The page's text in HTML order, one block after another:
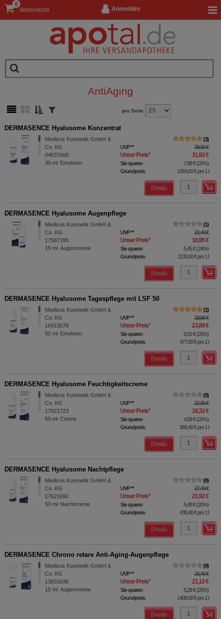
Anmelden
Warenkorb
0
AntiAging
pro Seite
DERMASENCE Hyalusome Konzentrat
Medicos Kosmetik GmbH &
Co. KG
04637668
30 ml Emulsion
3
UVP** 39,90 €
Unser Preis* 31,92 €
Sie sparen 7,98 €(20%)
Grundpreis
1064,00 €pro 1 l
Details
DERMASENCE Hyalusome Augenpflege
Medicos Kosmetik GmbH &
Co. KG
17587185
15 ml Augencreme
1
UVP** 22,40 €
Unser Preis* 16,95 €
Sie sparen 5,45 €(24%)
Grundpreis
1130,00 €pro 1 l
Details
DERMASENCE Hyalusome Tagespflege mit LSF 50
Medicos Kosmetik GmbH &
Co. KG
16913079
50 ml Emulsion
1
UVP** 29,90 €
Unser Preis* 23,89 €
Sie sparen 6,01 €(20%)
Grundpreis
477,80 €pro 1 l
Details
DERMASENCE Hyalusome Feuchtigkeitscreme
Medicos Kosmetik GmbH &
Co. KG
17621723
50 ml Creme
0
UVP** 22,90 €
Unser Preis* 18,32 €
Sie sparen 4,58 €(20%)
Grundpreis
366,40 €pro 1 l
Details
DERMASENCE Hyalusome Nachtpflege
Medicos Kosmetik GmbH &
Co. KG
17621692
50 ml Nachtcreme
0
UVP** 27,40 €
Unser Preis* 21,92 €
Sie sparen 5,48 €(20%)
Grundpreis
438,40 €pro 1 l
Details
DERMASENCE Chrono retare Anti-Aging-Augenpflege
Medicos Kosmetik GmbH &
Co. KG
13831636
15 ml Augencreme
0
UVP** 26,40 €
Unser Preis* 21,12 €
Sie sparen 5,28 €(20%)
Grundpreis
1408,00 €pro 1 l
Details